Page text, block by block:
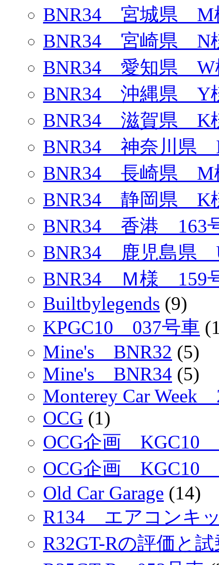
BNR34 宮城県 M
BNR34 宮崎県 N
BNR34 愛知県 W
BNR34 沖縄県 Y
BNR34 滋賀県 K
BNR34 神奈川県
BNR34 長崎県 M
BNR34 静岡県 K
BNR34 香港 163
BNR34 鹿児島県
BNR34 Ｍ様 159
Builtbylegends (9)
KPGC10 037号車
Mine's BNR32 (5)
Mine's BNR34 (5)
Monterey Car Week
OCG (1)
OCG企画 KGC10
OCG企画 KGC10
Old Car Garage (14)
R134 エアコンキ
R32GT-Rの評価と